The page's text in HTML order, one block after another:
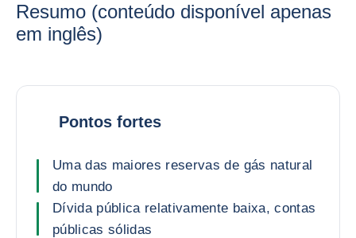
Resumo (conteúdo disponível apenas
em inglês)
Pontos fortes
Uma das maiores reservas de gás natural
do mundo
Dívida pública relativamente baixa, contas
públicas sólidas